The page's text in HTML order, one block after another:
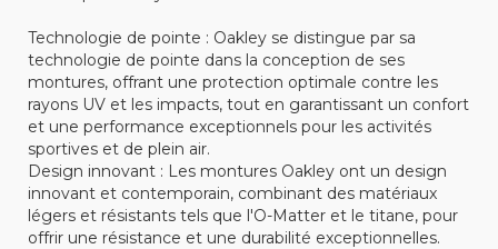
Technologie de pointe : Oakley se distingue par sa
technologie de pointe dans la conception de ses
montures, offrant une protection optimale contre les
rayons UV et les impacts, tout en garantissant un confort
et une performance exceptionnels pour les activités
sportives et de plein air.
Design innovant : Les montures Oakley ont un design
innovant et contemporain, combinant des matériaux
légers et résistants tels que l'O-Matter et le titane, pour
offrir une résistance et une durabilité exceptionnelles.